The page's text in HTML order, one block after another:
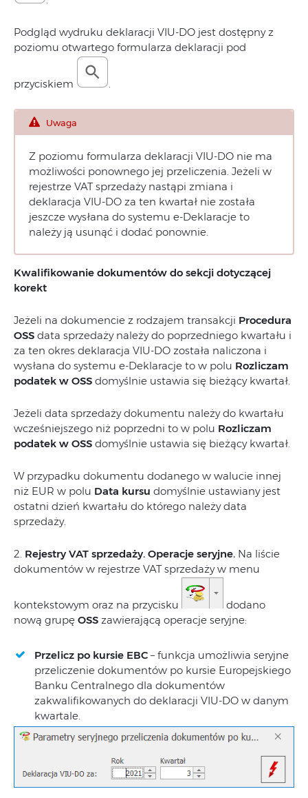
Podgląd wydruku deklaracji VIU-DO jest dostępny z
poziomu otwartego formularza deklaracji pod
przyciskiem .
Uwaga
Z poziomu formularza deklaracji VIU-DO nie ma
możliwości ponownego jej przeliczenia. Jeżeli w
rejestrze VAT sprzedaży nastąpi zmiana i
deklaracja VIU-DO za ten kwartał nie została
jeszcze wysłana do systemu e‑Deklaracje to
należy ją usunąć i dodać ponownie.
Kwalifikowanie dokumentów do sekcji dotyczącej
korekt
Jeżeli na dokumencie z rodzajem transakcji Procedura
OSS data sprzedaży należy do poprzedniego kwartału i
za ten okres deklaracja VIU-DO została naliczona i
wysłana do systemu e-Deklaracje to w polu Rozliczam
podatek w OSS domyślnie ustawia się bieżący kwartał.
Jeżeli data sprzedaży dokumentu należy do kwartału
wcześniejszego niż poprzedni to w polu Rozliczam
podatek w OSS domyślnie ustawia się bieżący kwartał.
W przypadku dokumentu dodanego w walucie innej
niż EUR w polu Data kursu domyślnie ustawiany jest
ostatni dzień kwartału do którego należy data
sprzedaży.
2. Rejestry VAT sprzedaży. Operacje seryjne. Na liście
dokumentów w rejestrze VAT sprzedaży w menu
kontekstowym oraz na przycisku
dodano
nową grupę OSS zawierającą operacje seryjne:
Przelicz po kursie EBC – funkcja umożliwia seryjne
przeliczenie dokumentów po kursie Europejskiego
Banku Centralnego dla dokumentów
zakwalifikowanych do deklaracji VIU-DO w danym
kwartale.